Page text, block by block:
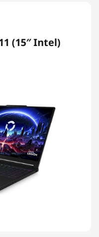
(15″ Intel)